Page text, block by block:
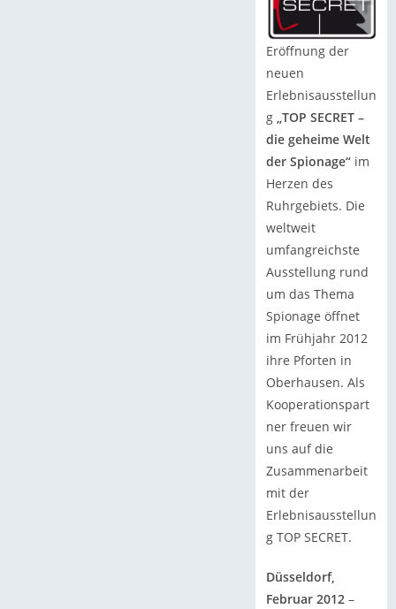
Eröffnung der
neuen
Erlebnisausstellun
g„TOP SECRET –
die geheime Welt
der Spionage“ im
Herzen des
Ruhrgebiets. Die
weltweit
umfangreichste
Ausstellung rund
um das Thema
Spionage öffnet
im Frühjahr 2012
ihre Pforten in
Oberhausen. Als
Kooperationspart
ner freuen wir
uns auf die
Zusammenarbeit
mit der
Erlebnisausstellun
g TOP SECRET.
Düsseldorf,
Februar 2012–